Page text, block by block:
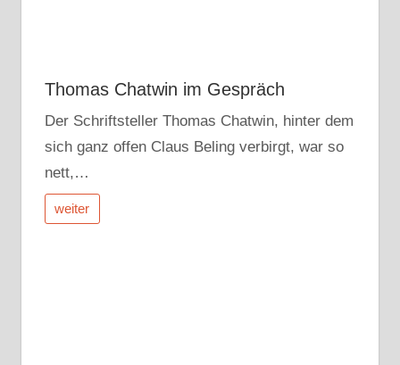
Thomas Chatwin im Gespräch
Der Schriftsteller Thomas Chatwin, hinter dem
sich ganz offen Claus Beling verbirgt, war so
nett,…
weiter